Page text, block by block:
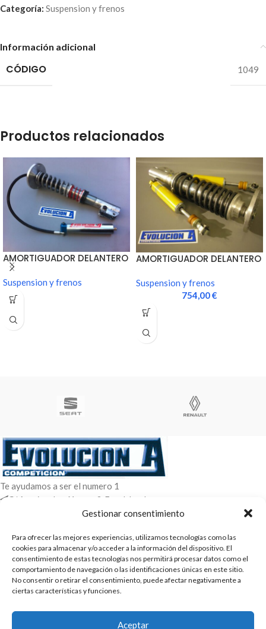
Gestionar consentimiento
Para ofrecer las mejores experiencias, utilizamos tecnologías como las
cookies para almacenar y/o acceder a la información del dispositivo. El
consentimiento de estas tecnologías nos permitirá procesar datos como el
comportamiento de navegación o las identificaciones únicas en este sitio.
No consentir o retirar el consentimiento, puede afectar negativamente a
ciertas características y funciones.
Aceptar
Categoría: Suspension y frenos
Información adicional
CÓDIGO 1049
Productos relacionados
AMORTIGUADOR DELANTERO
3 VIAS 11 TURBO
Suspension y frenos
AMORTIGUADOR DELANTERO
Suspension y frenos
754,00€
Te ayudamos a ser el numero 1
C/ Arquimedes 61 nave 2. Fuenlabrada
WhatsApp +34 670604426
ENTRADAS RECIENTES
POLÍTICAS